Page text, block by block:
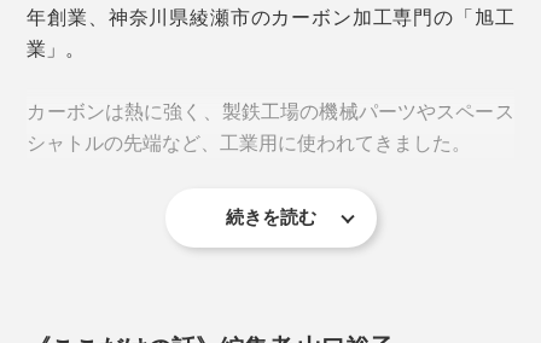
外から加湿するタイプのトースターもありますが、「ス
ミ トースター」なら、元々パンが持っている水分を活
手頃に買える食パンも、日にちが経った食パンも、でき
たの家でお試しください。
す。
肉も野菜も、ジューシー旨味たっぷり。網だとくっつき
お手入れは、食器用洗剤と柔らかいスポンジで洗うだけ
年創業、神奈川県綾瀬市のカーボン加工専門の「旭工
業」。
カーボンは熱に強く、製鉄工場の機械パーツやスペース
シャトルの先端など、工業用に使われてきました。
その「旭工業」の現社長の趣味が高じて、バーベキュー
続きを読む